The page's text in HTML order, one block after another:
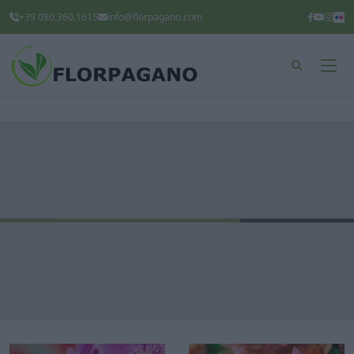
+39 080.360.1615 info@florpagano.com